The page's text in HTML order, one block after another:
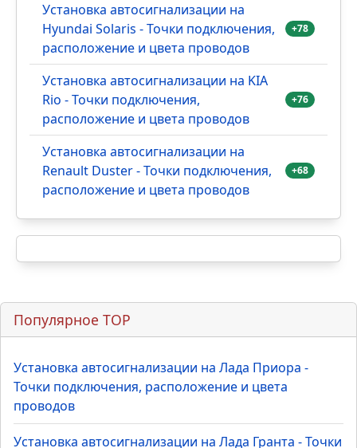
Установка автосигнализации на
Hyundai Solaris - Точки подключения,
расположение и цвета проводов
+78
Установка автосигнализации на KIA
Rio - Точки подключения,
расположение и цвета проводов
+76
Установка автосигнализации на
Renault Duster - Точки подключения,
расположение и цвета проводов
+68
Популярное TOP
Установка автосигнализации на Лада Приора -
Точки подключения, расположение и цвета
проводов
Установка автосигнализации на Лада Гранта - Точки